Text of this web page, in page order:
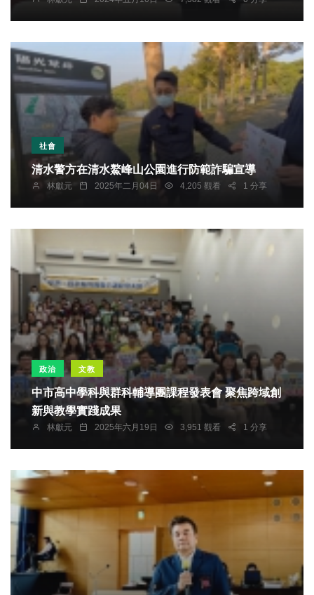
社會
清水警方在清水鰲峰山公園進行防範詐騙宣導
林獻元 2025年二月04日 4,205 觀看 1 分享
政治 文教
中市高中學科與群科輔導團課程發表會 聚焦跨域創
新與教學實踐成果
林獻元 2025年六月19日 3,951 觀看 1 分享